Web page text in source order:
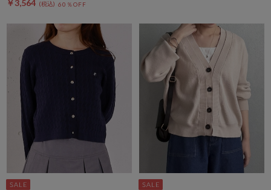
￥3,564 60％OFF